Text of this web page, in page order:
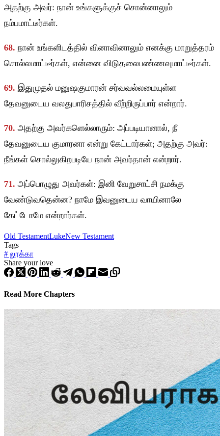
அதற்கு அவர்: நான் உங்களுக்குச் சொன்னாலும்
நம்பமாட்டீர்கள்.
68. நான் உங்களிடத்தில் வினாவினாலும் எனக்கு மாறுத்தரம்
சொல்லமாட்டீர்கள், என்னை விடுதலைபண்ணவுமாட்டீர்கள்.
69. இதுமுதல் மனுஷகுமாரன் சர்வவல்லமையுள்ள
தேவனுடைய வலதுபாரிசத்தில் வீற்றிருப்பார் என்றார்.
70. அதற்கு அவர்களெல்லாரும்: அப்படியானால், நீ
தேவனுடைய குமாரனா என்று கேட்டார்கள்; அதற்கு அவர்:
நீங்கள் சொல்லுகிறபடியே நான் அவர்தான் என்றார்.
71. அப்பொழுது அவர்கள்: இனி வேறுசாட்சி நமக்கு
வேண்டுவதென்ன? நாமே இவனுடைய வாயினாலே
கேட்டோமே என்றார்கள்.
Old TestamentLukeNew Testament
Tags
# லூக்கா
Share your love
Read More Chapters